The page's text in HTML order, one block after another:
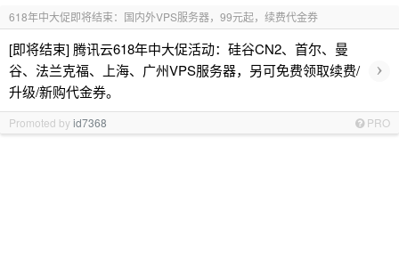
618年中大促即将结束：国内外VPS服务器，99元起，续费代金券
[即将结束] 腾讯云618年中大促活动：硅谷CN2、首尔、曼
谷、法兰克福、上海、广州VPS服务器，另可免费领取续费/
升级/新购代金券。
›
Promoted byid7368 PRO